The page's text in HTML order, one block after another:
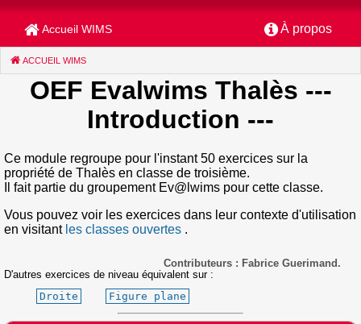
Accueil WIMS À propos
ACCUEIL WIMS
OEF Evalwims Thalès ---
Introduction ---
Ce module regroupe pour l'instant 50 exercices sur la
propriété de Thalès en classe de troisième.
Il fait partie du groupement Ev@lwims pour cette classe.
Vous pouvez voir les exercices dans leur contexte d'utilisation
en visitant les classes ouvertes .
Contributeurs : Fabrice Guerimand.
D'autres exercices de niveau équivalent sur :
Droite
Figure plane